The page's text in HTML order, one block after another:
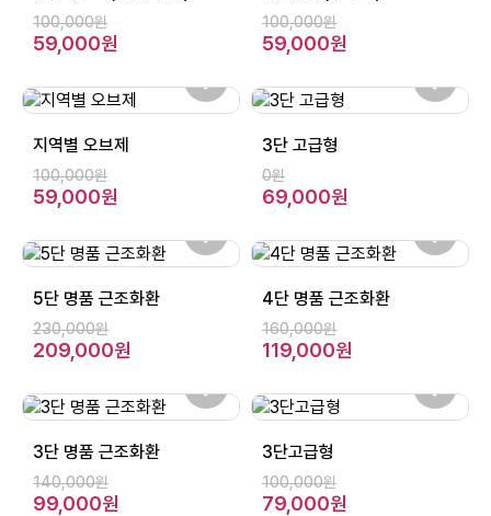
100,000원
59,000원
100,000원
59,000원
지역별 오브제
100,000원
59,000원
3단 고급형
0원
69,000원
5단 명품 근조화환
230,000원
209,000원
4단 명품 근조화환
160,000원
119,000원
3단 명품 근조화환
140,000원
99,000원
3단고급형
100,000원
79,000원